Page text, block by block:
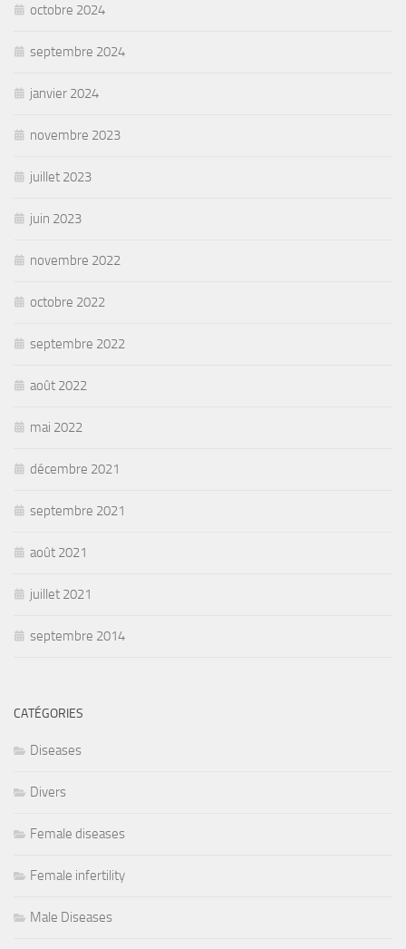
octobre 2024
septembre 2024
janvier 2024
novembre 2023
juillet 2023
juin 2023
novembre 2022
octobre 2022
septembre 2022
août 2022
mai 2022
décembre 2021
septembre 2021
août 2021
juillet 2021
septembre 2014
CATÉGORIES
Diseases
Divers
Female diseases
Female infertility
Male Diseases